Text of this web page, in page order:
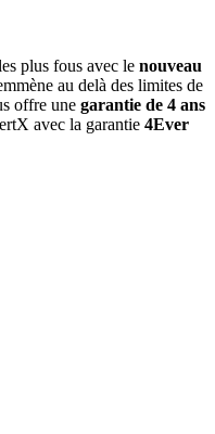
plus fous avec le nouveau
au delà des limites de
offre une garantie de 4 ans
avec la garantie 4Ever